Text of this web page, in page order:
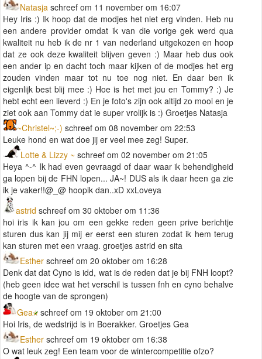
Natasja schreef om 11 november om 16:07
Hey Iris :) Ik hoop dat de modjes het niet erg vinden. Heb nu
een andere provider omdat ik van die vorige gek werd qua
kwaliteit nu heb ik de nr 1 van nederland uitgekozen en hoop
dat ze ook deze kwaliteit blijven geven :) Maar heb dus ook
een ander ip en dacht toch maar kijken of de modjes het erg
zouden vinden maar tot nu toe nog niet. En daar ben ik
eigenlijk best blij mee :) Hoe is het met jou en Tommy? :) Je
hebt echt een lieverd :) En je foto's zijn ook altijd zo mooi en je
ziet ook aan Tommy dat ie super vrolijk is :) Groetjes Natasja
~Christel~;-) schreef om 08 november om 22:53
Leuke hond en wat doe jij er veel mee zeg! Super.
Lotte & Lizzy ~ schreef om 02 november om 21:05
Heya ^-^ Ik had even gevraagd of daar waar ik behendigheid
ga lopen bij de FHN lopen... JA~! DUS als ik daar heen ga zie
ik je vaker!!@_@ hoopik dan..xD xxLoveya
astrid schreef om 30 oktober om 11:36
hoi iris ik kan jou om een gekke reden geen prive berichtje
sturen dus kan jij mij er eerst een sturen zodat ik hem terug
kan sturen met een vraag. groetjes astrid en sita
Esther schreef om 20 oktober om 16:28
Denk dat dat Cyno is idd, wat is de reden dat je bij FNH loopt?
(heb geen idee wat het verschil is tussen fnh en cyno behalve
de hoogte van de sprongen)
Gea
schreef om 19 oktober om 21:00
Hoi Iris, de wedstrijd is in Boerakker. Groetjes Gea
Esther schreef om 19 oktober om 16:38
O wat leuk zeg! Een team voor de wintercompetitie ofzo?